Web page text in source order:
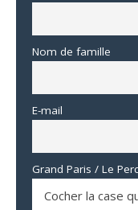
Nom de famille
E-mail
Grand Paris / Le